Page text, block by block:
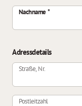
Nachname
Adressdetails
Straße, Nr.
Postleitzahl